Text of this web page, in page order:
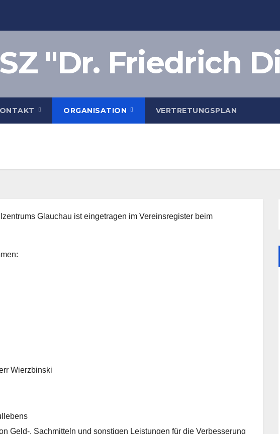
"Dr. Friedrich
ORGANISATION VERTRETUNGSPLAN
Glauchau ist eingetragen im Vereinsregister beim
Wierzbinski
Geld-, Sachmitteln und sonstigen Leistungen für die Verbesserung